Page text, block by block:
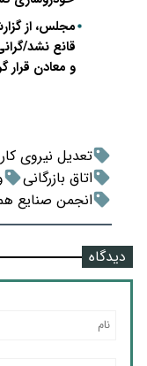
مجلس، از
قانع نشد/
و معادن قرار
تعدیل نیروی کار
اتاق بازرگانی
انجمن صنایع
دیدگاه